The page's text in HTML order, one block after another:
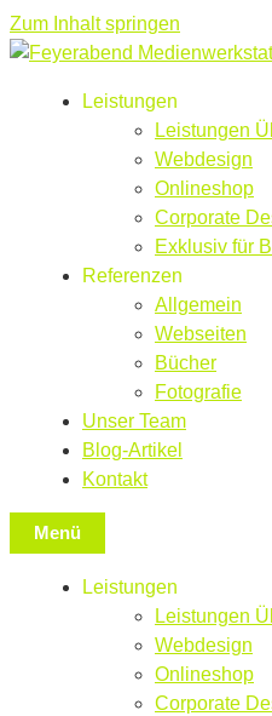
Zum Inhalt springen
Leistungen
Leistungen
Webdesign
Onlineshop
Corporate
Exklusiv für
Referenzen
Allgemein
Webseiten
Bücher
Fotografie
Unser Team
Blog-Artikel
Kontakt
Menü
Leistungen
Leistungen
Webdesign
Onlineshop
Corporate